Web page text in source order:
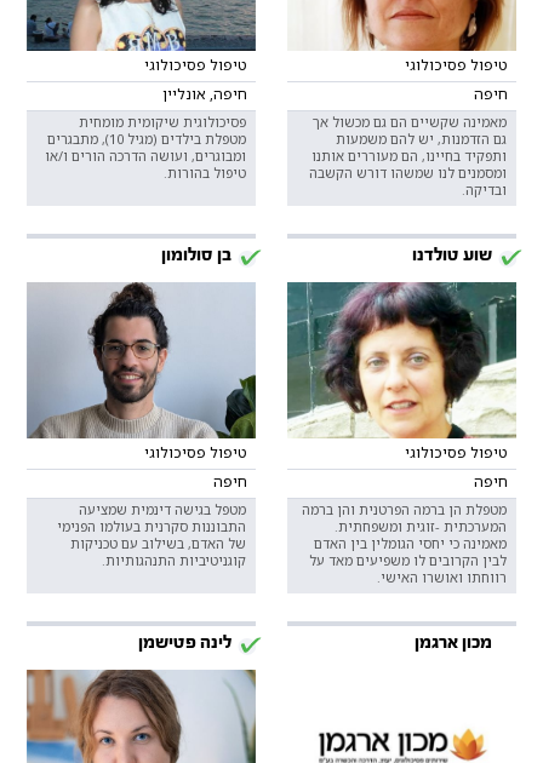
טיפול פסיכולוגי
חיפה
מאמינה שקשיים הם גם מכשול אך
גם הזדמנות, יש להם משמעות
ותפקיד בחיינו, הם מעוררים אותנו
ומסמנים לנו שמשהו דורש הקשבה
ובדיקה.
טיפול פסיכולוגי
חיפה, אונליין
פסיכולוגית שיקומית מומחית
מטפלת בילדים (מגיל 10), מתבגרים
ומבוגרים, ועושה הדרכה הורים ו/או
טיפול בהורות.
שוע טולדנו
טיפול פסיכולוגי
חיפה
מטפלת הן ברמה הפרטנית והן ברמה
המערכתית -זוגית ומשפחתית.
מאמינה כי יחסי הגומלין בין האדם
לבין הקרובים לו משפיעים מאד על
רווחתו ואושרו האישי.
בן סולומון
טיפול פסיכולוגי
חיפה
מטפל בגישה דינמית שמציעה
התבוננות סקרנית בעולמו הפנימי
של האדם, בשילוב עם טכניקות
קוגניטיביות התנהגותיות.
מכון ארגמן לינה פטישמן